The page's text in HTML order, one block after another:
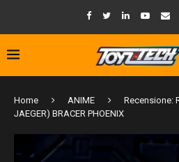
Home ANIME
Recensione:
JAEGER) BRACER PHOENIX